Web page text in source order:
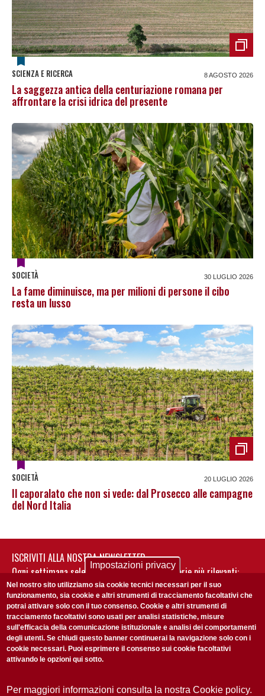
SCIENZA E RICERCA 8 AGOSTO 2026
La saggezza antica della centuriazione romana per
affrontare la crisi idrica del presente
SOCIETÀ 30 LUGLIO 2026
La fame diminuisce, ma per milioni di persone il cibo
resta un lusso
SOCIETÀ 20 LUGLIO 2026
Il caporalato che non si vede: dal Prosecco alle campagne
del Nord Italia
ISCRIVITI ALLA NOSTRA NEWSLETTER
Ogni settimana selezioniamo per te nostre storie più rilevanti:
non perderti gli aggiornamenti della nostra newsletter
Accetto laPrivacy Policy
Impostazioni privacy
Nel nostro sito utilizziamo sia cookie tecnici necessari per il suo
funzionamento, sia cookie e altri strumenti di tracciamento facoltativi che
potrai attivare solo con il tuo consenso. Cookie e altri strumenti di
tracciamento facoltativi sono usati per analisi statistiche, misure
sull'efficacia della comunicazione istituzionale e analisi dei comportamenti
degli utenti. Se chiudi questo banner continuerai la navigazione solo con i
cookie necessari. Puoi esprimere il consenso sui cookie facoltativi
attivando le opzioni qui sotto.
Per maggiori informazioni consulta la nostra Cookie policy.